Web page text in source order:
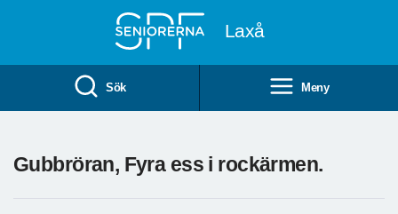
Laxå
Sök Meny
Gubbröran, Fyra ess i rockärmen.